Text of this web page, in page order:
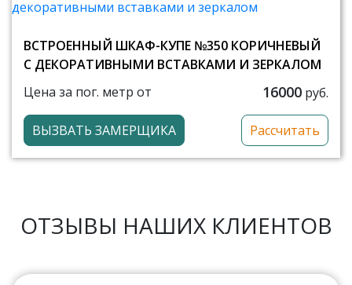
ВСТРОЕННЫЙ ШКАФ-КУПЕ №350 КОРИЧНЕВЫЙ
С ДЕКОРАТИВНЫМИ ВСТАВКАМИ И ЗЕРКАЛОМ
Цена за пог. метр от
16000 руб.
ВЫЗВАТЬ ЗАМЕРЩИКА Рассчитать
ОТЗЫВЫ НАШИХ КЛИЕНТОВ